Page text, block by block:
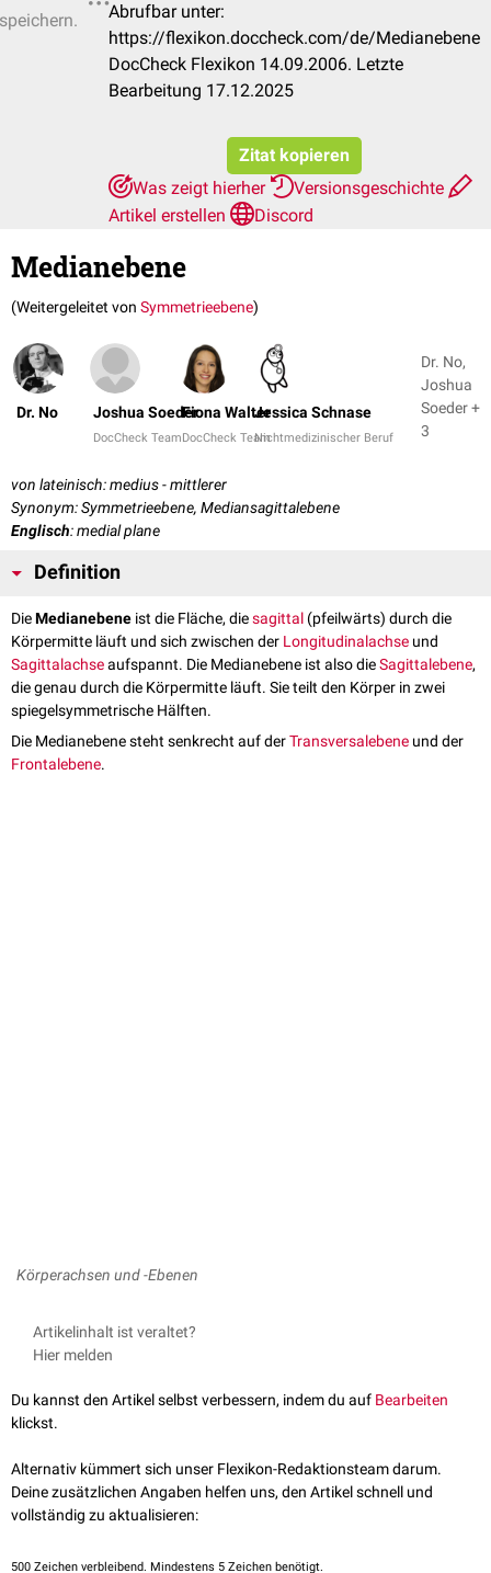
Abrufbar unter:
https://flexikon.doccheck.com/de/Medianebene
DocCheck Flexikon 14.09.2006. Letzte
Bearbeitung 17.12.2025
Zitat kopieren
Was zeigt hierher
Versionsgeschichte
Artikel erstellen
Discord
Medianebene
(Weitergeleitet von Symmetrieebene)
Dr. No Joshua Soeder
DocCheck Team
Fiona Walter
DocCheck Team
Jessica Schnase
Nichtmedizinischer Beruf
Dr. No,
Joshua
Soeder +
3
von lateinisch: medius - mittlerer
Synonym: Symmetrieebene, Mediansagittalebene
Englisch: medial plane
Definition
DieMedianebene ist die Fläche, diesagittal (pfeilwärts) durch die
Körpermitte läuft und sich zwischen der Longitudinalachse und
Sagittalachseaufspannt. Die Medianebene ist also dieSagittalebene,
die genau durch die Körpermitte läuft. Sie teilt den Körper in zwei
spiegelsymmetrische Hälften.
Die Medianebene steht senkrecht auf derTransversalebene und der
Frontalebene.
Körperachsen und -Ebenen
Artikelinhalt ist veraltet?
Hier melden
Du kannst den Artikel selbst verbessern, indem du auf Bearbeiten
klickst.
Alternativ kümmert sich unser Flexikon-Redaktionsteam darum.
Deine zusätzlichen Angaben helfen uns, den Artikel schnell und
vollständig zu aktualisieren:
500 Zeichen verbleibend. Mindestens 5 Zeichen benötigt.